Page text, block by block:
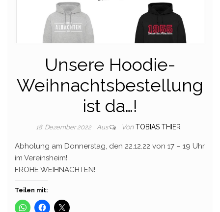
Unsere Hoodie-
Weihnachtsbestellung
ist da…!
18. Dezember 2022 Aus Von TOBIAS THIER
Abholung am Donnerstag, den 22.12.22 von 17 – 19 Uhr
im Vereinsheim!
FROHE WEIHNACHTEN!
Teilen mit: